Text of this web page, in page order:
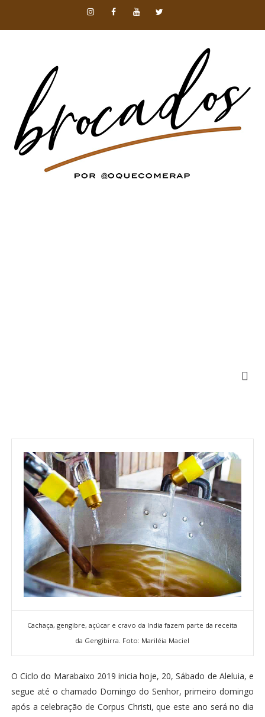
Cachaça, gengibre, açúcar e cravo da índia fazem parte da receita
da Gengibirra. Foto: Mariléia Maciel
O Ciclo do Marabaixo 2019 inicia hoje, 20, Sábado de Aleluia, e
segue até o chamado Domingo do Senhor, primeiro domingo
após a celebração de Corpus Christi, que este ano será no dia